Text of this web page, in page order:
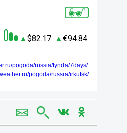
82.17 94.84
pogoda/russia/tynda/7days/
pogoda/russia/irkutsk/